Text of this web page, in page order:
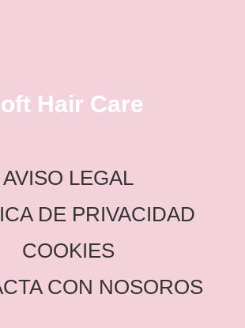
Hair Care
AVISO LEGAL
DE PRIVACIDAD
COOKIES
CON NOSOROS